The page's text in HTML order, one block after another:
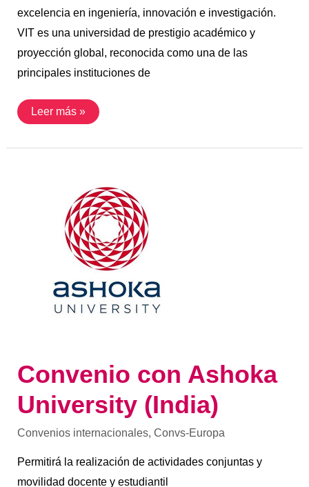
excelencia en ingeniería, innovación e investigación.
VIT es una universidad de prestigio académico y
proyección global, reconocida como una de las
principales instituciones de
Leer más »
Convenio con Ashoka
University (India)
Convenios internacionales, Convs-Europa
Permitirá la realización de actividades conjuntas y
movilidad docente y estudiantil
University